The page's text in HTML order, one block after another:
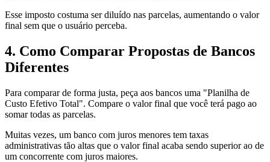
Esse imposto costuma ser diluído nas parcelas, aumentando o valor
final sem que o usuário perceba.
4. Como Comparar Propostas de Bancos
Diferentes
Para comparar de forma justa, peça aos bancos uma "Planilha de
Custo Efetivo Total". Compare o valor final que você terá pago ao
somar todas as parcelas.
Muitas vezes, um banco com juros menores tem taxas
administrativas tão altas que o valor final acaba sendo superior ao de
um concorrente com juros maiores.